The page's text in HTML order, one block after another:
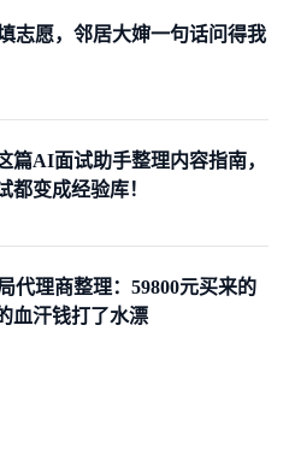
志愿，邻居大婶一句话问得我
篇AI面试助手整理内容指南，
都变成经验库！
代理商整理：59800元买来的
血汗钱打了水漂